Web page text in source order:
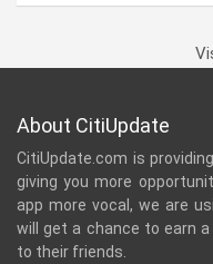
About CitiUpdate
CitiUpdate.com is
giving you more
app more vocal, we are
will get a chance to earn
to their friends.